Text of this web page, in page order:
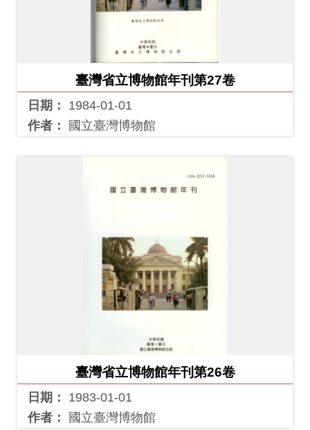
臺灣省立博物館年刊第27卷
日期：
1984-01-01
作者：
國立臺灣博物館
臺灣省立博物館年刊第26卷
日期：
1983-01-01
作者：
國立臺灣博物館